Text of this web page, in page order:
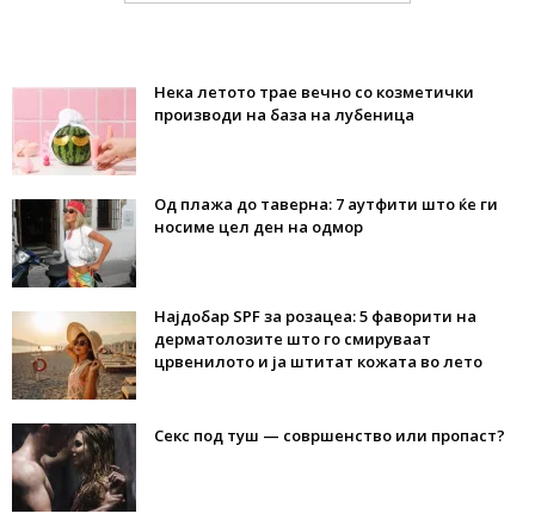
Нека летото трае вечно со козметички
производи на база на лубеница
Од плажа до таверна: 7 аутфити што ќе ги
носиме цел ден на одмор
Најдобар SPF за розацеа: 5 фаворити на
дерматолозите што го смируваат
црвенилото и ја штитат кожата во лето
Секс под туш — совршенство или пропаст?